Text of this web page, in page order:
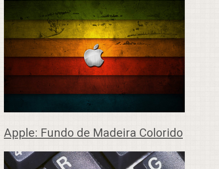
Apple: Fundo de Madeira Colorido